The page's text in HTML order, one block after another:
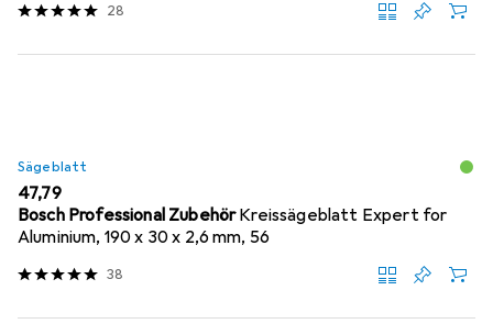
28
Sägeblatt
EUR
47,79
Bosch Professional ZubehörKreissägeblatt Expert for
Aluminium, 190 x 30 x 2,6 mm, 56
38